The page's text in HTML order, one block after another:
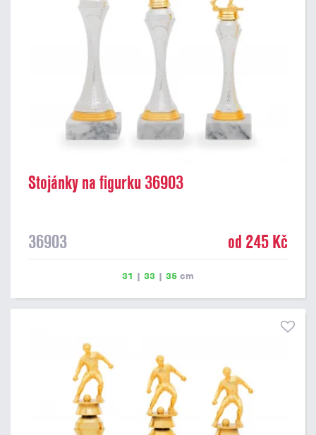
Stojánky na figurku 36903
36903 od 245 Kč
31 | 33 | 35 cm